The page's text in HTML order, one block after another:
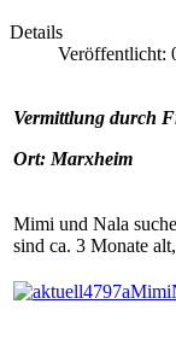
Details
Veröffentlicht:
Vermittlung durch
Ort: Marxheim
Mimi und Nala
sind ca. 3 Monate